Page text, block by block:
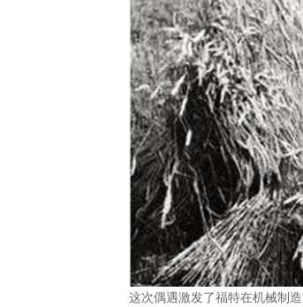
这次偶遇激发了福特在机械制